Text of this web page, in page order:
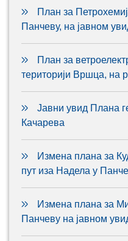
План за
Панчеву, на јавном
План за
територији Вршца, на
Јавни увид Плана
Качарева
Измена плана за
пут иза Надела у
Измена плана за
Панчеву на јавном